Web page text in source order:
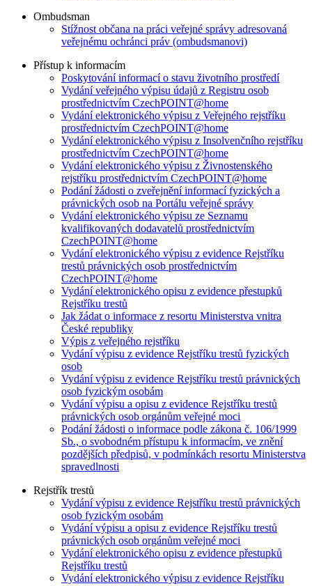
Ombudsman
Stížnost občana na práci veřejné správy adresovaná
veřejnému ochránci práv (ombudsmanovi)
Přístup k informacím
Poskytování informací o stavu životního prostředí
Vydání veřejného výpisu údajů z Registru osob
prostřednictvím CzechPOINT@home
Vydání elektronického výpisu z Veřejného rejstříku
prostřednictvím CzechPOINT@home
Vydání elektronického výpisu z Insolvenčního rejstříku
prostřednictvím CzechPOINT@home
Vydání elektronického výpisu z Živnostenského
rejstříku prostřednictvím CzechPOINT@home
Podání žádosti o zveřejnění informací fyzických a
právnických osob na Portálu veřejné správy
Vydání elektronického výpisu ze Seznamu
kvalifikovaných dodavatelů prostřednictvím
CzechPOINT@home
Vydání elektronického výpisu z evidence Rejstříku
trestů právnických osob prostřednictvím
CzechPOINT@home
Vydání elektronického opisu z evidence přestupků
Rejstříku trestů
Jak žádat o informace z resortu Ministerstva vnitra
České republiky
Výpis z veřejného rejstříku
Vydání výpisu z evidence Rejstříku trestů fyzických
osob
Vydání výpisu z evidence Rejstříku trestů právnických
osob fyzickým osobám
Vydání výpisu a opisu z evidence Rejstříku trestů
právnických osob orgánům veřejné moci
Podání žádosti o informace podle zákona č. 106/1999
Sb., o svobodném přístupu k informacím, ve znění
pozdějších předpisů, v podmínkách resortu Ministerstva
spravedlnosti
Rejstřík trestů
Vydání výpisu z evidence Rejstříku trestů právnických
osob fyzickým osobám
Vydání výpisu a opisu z evidence Rejstříku trestů
právnických osob orgánům veřejné moci
Vydání elektronického opisu z evidence přestupků
Rejstříku trestů
Vydání elektronického výpisu z evidence Rejstříku